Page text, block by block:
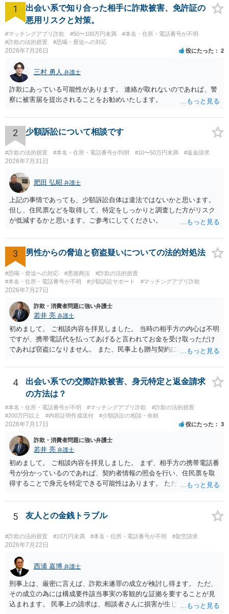
1
出会い系で知り合った相手に詐欺被害、免許証の
悪用リスクと対策。
#マッチングアプリ詐欺 #50〜100万円未満
#本名・住所・電話番号が不明
#詐欺の法的措置
#恐喝・脅迫への対応
2026年7月26日 役にたった 2
三村 勇人 弁護士
詐欺にあっている可能性があります。 連絡が取れないのであれば、警
察に被害届を提出されることをお勧めいたします。
2 少額訴訟について相談です
#詐欺の法的措置 #本名・住所・電話番号が判明 #10〜50万円未満 #返金請求
2026年7月31日
肥田 弘昭 弁護士
上記の事情であっても、少額訴訟自体は違法ではないかと思います。
但し、住民票などを取得して、特定をしっかりと調査した方がリスク
が低減するかと思います。ご参考にしてください。
3 男性からの脅迫と窃盗疑いについての法的対処法
#恐喝・脅迫への対応 #悪徳商法
#詐欺の法的措置
#本名・住所・電話番号が不明
#少額訴訟サポート #マッチングアプリ詐欺
2026年7月27日
詐欺・消費者問題に強い弁護士
若井 亮 弁護士
初めまして。 ご相談内容を拝見しました。 当時の相手方の内心は不明
ですが、携帯電話代を払ってあげると言われてお金を受け取っただけ
であれば窃盗になりません。 また、民事上も贈与契約に該当すると思
ず、可能であればブロックをするようにしてください。 ご不安であれ
ば、最寄りの警察署に相談をしても良いかもしれません。 以上、ご参
考になれば幸いです。
4
出会い系での交際詐欺被害、身元特定と返金請求
の方法は？
#本名・住所・電話番号が不明 #マッチングアプリ詐欺
#詐欺の法的措置
#200万円以上
#内容証明作成送付 #少額訴訟の相談・依頼
2026年7月17日 役にたった 3
詐欺・消費者問題に強い弁護士
若井 亮 弁護士
初めまして。 ご相談内容を拝見しました。 まず、相手方の携帯電話番
号が分かっているのであれば、契約者情報の照会を行い、住民票を取
得することで身元を特定できる可能性はあります。 ただ、他人名義の
ろです。 LINEについても、詐欺の事案であれば照会できる可能性はあ
りますが、携帯電話の番号を経由する方法より難しくなります。 身元
を特定した後は、返金の理屈があるかどうかを確認していきます。 基
本的に贈与に該当する場合には返金請求ができません。 詐欺を含め、
当方に返金の理屈があるかどうかを確認していきます。 さらに、渡し
た金額について、裏付けがあるかどうかも精査します。 上記を経て、
身元の特定、返金の理屈があると判断できるのであれば、まずは交渉
からスタートすることになるでしょう。 ご理解のとおり、詐欺である
ことの立証は簡単ではありません。 刑事事件化が出来るのであれば、
返金交渉で有利になる可能性がありますが、民事上の詐欺の立証以上
に難しいところがあります。 こちらについては、一度、最寄りの警察
5 友人との金銭トラブル
#詐欺の法的措置 #10万円未満 #本名・住所・電話番号が不明 #架空請求
2026年7月22日
西浦 嘉博 弁護士
刑事上は、厳密に言えば、詐欺未遂罪の成立が検討し得ます。 ただ、
その成立の為には構成要件該当事実の客観的な証拠を要することが見
込まれます。 民事上の請求は、相談者さんに損害が生じていない以